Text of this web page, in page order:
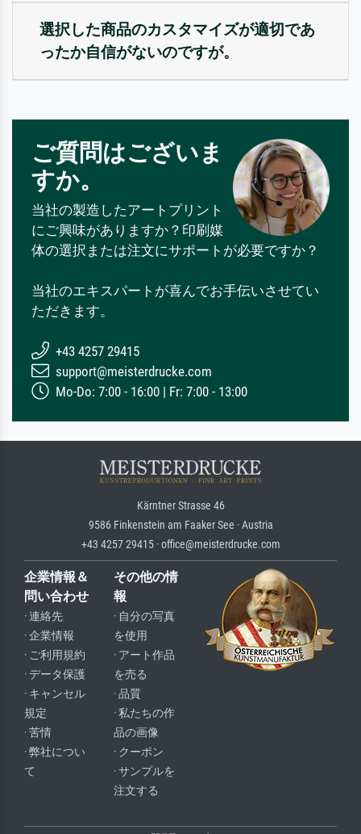
選択した商品のカスタマイズが適切であ
ったか自信がないのですが。
ご質問はございま
すか。
当社の製造したアートプリント
にご興味がありますか？印刷媒
体の選択または注文にサポートが必要ですか？
当社のエキスパートが喜んでお手伝いさせてい
ただきます。
+43 4257 29415
support@meisterdrucke.com
Mo-Do: 7:00 - 16:00 | Fr: 7:00 - 13:00
Kärntner Strasse 46
9586 Finkenstein am Faaker See · Austria
+43 4257 29415 · office@meisterdrucke.com
企業情報＆
問い合わせ
· 連絡先
· 企業情報
· ご利用規約
· データ保護
· キャンセル
規定
· 苦情
· 弊社につい
て
その他の情
報
· 自分の写真
を使用
· アート作品
を売る
· 品質
· 私たちの作
品の画像
· クーポン
· サンプルを
注文する